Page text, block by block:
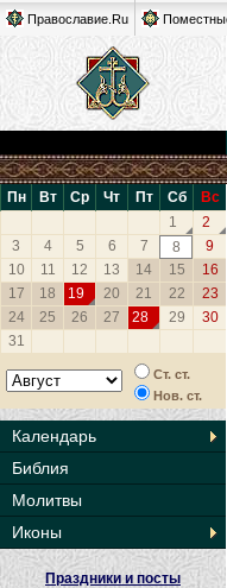
Православие.Ru
Пн Вт Ср Чт Пт Сб
Вс
1
2
3
4 5 6 7 8
9
10
11 12 13 14 15
16
17
18 19 20 21 22
23
24
25 26 27 28 29
30
31
Ст. ст.
Нов. ст.
Календарь
Библия
Молитвы
Иконы
Праздники и посты